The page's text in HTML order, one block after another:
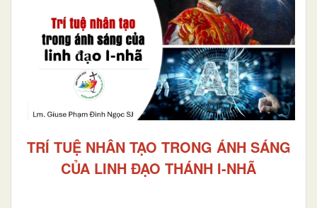
TRÍ TUỆ NHÂN TẠO TRONG ÁNH SÁNG
CỦA LINH ĐẠO THÁNH I-NHÃ